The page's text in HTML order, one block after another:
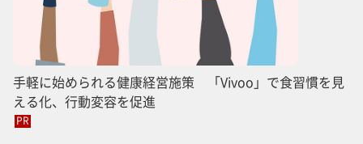
手軽に始められる健康経営施策 「Vivoo」で食習慣を見
える化、行動変容を促進
PR